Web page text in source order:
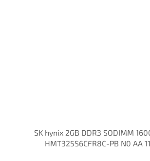
SK hynix 2GB DDR3 SODIMM
HMT325S6CFR8C-PB N0 AA